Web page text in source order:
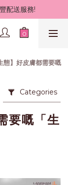
配送服務!
態】好皮膚都需要嘅
Categories
要嘅「生